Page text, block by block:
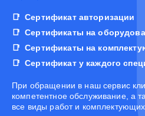
Сертификат авторизации
Сертификаты на
Сертификаты на
Сертификат у каждого
При обращении в наш сервис
компетентное обслуживание, а
все виды работ и комплектующих.